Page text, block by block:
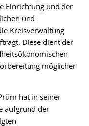
Einrichtung und der
und
Kreisverwaltung
Diese dient der
möglicher
hat in seiner
aufgrund der